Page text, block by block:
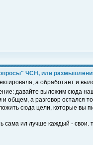
ЧСН, или
а обработает и
давайте выложим сюда
и общем, а разговор остался
сюда цели, которые вы
сама ил лучше каждый - свои.